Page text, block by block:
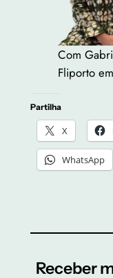
Com
Fliporto
Partilha
X
WhatsApp
Receber